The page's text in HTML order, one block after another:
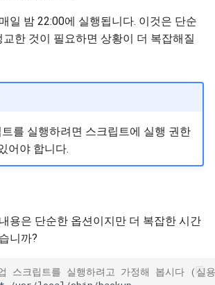
일 밤 22:00에 실행됩니다. 이것은 단순
교한 것이 필요하면 상황이 더 복잡해질
를 실행하려면 스크립트에 실행 권한
어야 합니다.
용은 단순한 옵션이지만 더 복잡한 시간
니까?
스크립트를 실행하려고 가정해 봅시다 (